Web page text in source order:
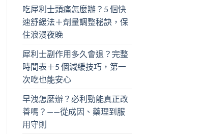
吃犀利士頭痛怎麼辦？5 個快
速舒緩法＋劑量調整秘訣，保
住浪漫夜晚
犀利士副作用多久會退？完整
時間表＋5 個減緩技巧，第一
次吃也能安心
早洩怎麼辦？必利勁能真正改
善嗎？——從成因、藥理到服
用守則